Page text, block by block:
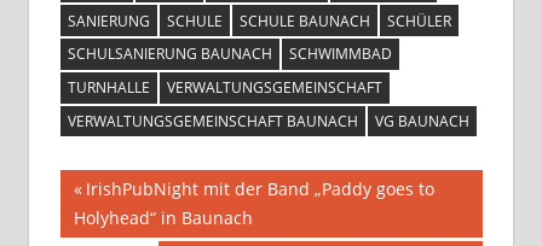
SANIERUNG
SCHULE SCHULE BAUNACH
SCHÜLER
SCHULSANIERUNG BAUNACH
SCHWIMMBAD
TURNHALLE
VERWALTUNGSGEMEINSCHAFT
VERWALTUNGSGEMEINSCHAFT BAUNACH
VG BAUNACH
Beitragsnavigation
Vorheriger
Beitrag:
IrishPubNight mit der Band „Paddy goes to
Holyhead“ in Baunach